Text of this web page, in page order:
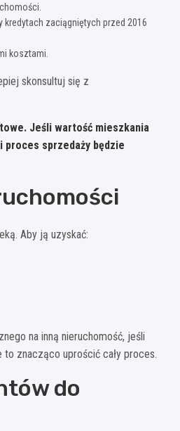
zaciągniętych przed 2016
kosztami.
skonsultuj się z
Jeśli wartość mieszkania
sprzedaży będzie
Aby ją uzyskać:
na inną nieruchomość, jeśli
znacząco uprościć cały proces.
do